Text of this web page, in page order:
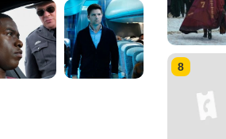
8